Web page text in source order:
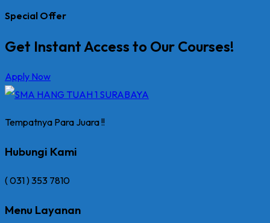
Special Offer
Get Instant Access to Our Courses!
Apply Now
Tempatnya Para Juara !!
Hubungi Kami
( 031 ) 353 7810
Menu Layanan